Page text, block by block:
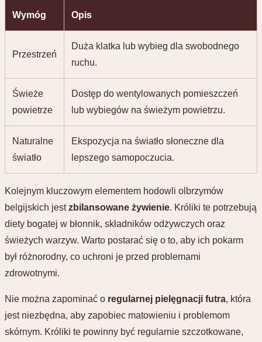
Wymóg Opis
Przestrzeń
Duża klatka lub wybieg dla swobodnego
ruchu.
Świeże
powietrze
Dostęp do wentylowanych pomieszczeń
lub wybiegów na świeżym powietrzu.
Naturalne
światło
Ekspozycja na światło słoneczne dla
lepszego samopoczucia.
Kolejnym kluczowym elementem hodowli olbrzymów
belgijskich jestzbilansowane żywienie. Króliki te potrzebują
diety bogatej w błonnik, składników odżywczych oraz
świeżych warzyw. Warto postarać się o to, aby ich pokarm
był różnorodny, co uchroni je przed problemami
zdrowotnymi.
Nie można zapominać o regularnej pielęgnacji futra, która
jest niezbędna, aby zapobiec matowieniu i problemom
skórnym. Króliki te powinny być regularnie szczotkowane,